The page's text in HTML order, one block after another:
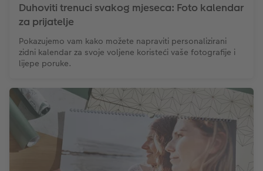
Duhoviti trenuci svakog mjeseca: Foto kalendar
za prijatelje
Pokazujemo vam kako možete napraviti personalizirani
zidni kalendar za svoje voljene koristeći vaše fotografije i
lijepe poruke.